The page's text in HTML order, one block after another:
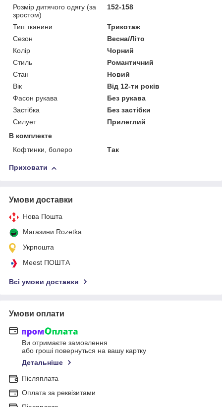
Розмір дитячого одягу (за
зростом)
152-158
Тип тканини
Трикотаж
Сезон
Весна/Літо
Колір
Чорний
Стиль
Романтичний
Стан
Новий
Вік
Від 12-ти років
Фасон рукава
Без рукава
Застібка
Без застібки
Силует
Прилеглий
В комплекте
Кофтинки, болеро
Так
Приховати
Умови доставки
Нова Пошта
Магазини Rozetka
Укрпошта
Meest ПОШТА
Всі умови доставки
Умови оплати
Ви отримаєте замовлення
або гроші повернуться на вашу картку
Детальніше
Післяплата
Оплата за реквізитами